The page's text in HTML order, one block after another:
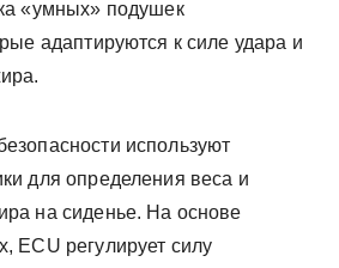
«умных» подушек
адаптируются к силе удара и
используют
для определения веса и
на сиденье. На основе
ECU регулирует силу